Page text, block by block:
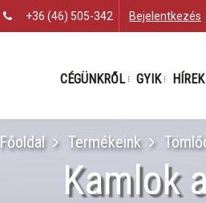
+36 (46) 505-342 Bejelentkezés
CÉGÜNKRŐL GYIK HÍREK
Főoldal Termékeink
Kamlok